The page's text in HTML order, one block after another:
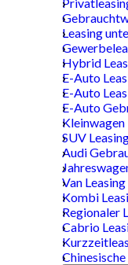
Leasing
Hybrid
E-Auto
E-Auto
E-Auto
Kleinwagen
SUV
Audi
Van Leasing
Kombi
Regionaler
Cabrio